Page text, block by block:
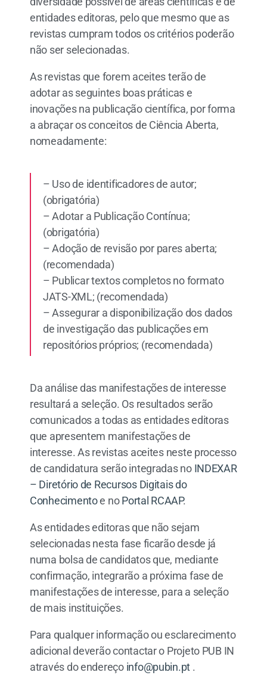
entidades editoras, pelo que mesmo que as
revistas cumpram todos os critérios poderão
não ser selecionadas.
As revistas que forem aceites terão de
adotar as seguintes boas práticas e
inovações na publicação científica, por forma
a abraçar os conceitos de Ciência Aberta,
nomeadamente:
– Uso de identificadores de autor;
(obrigatória)
– Adotar a Publicação Contínua;
(obrigatória)
– Adoção de revisão por pares aberta;
(recomendada)
– Publicar textos completos no formato
JATS-XML; (recomendada)
– Assegurar a disponibilização dos dados
de investigação das publicações em
repositórios próprios; (recomendada)
Da análise das manifestações de interesse
resultará a seleção. Os resultados serão
comunicados a todas as entidades editoras
que apresentem manifestações de
interesse. As revistas aceites neste processo
de candidatura serão integradas no INDEXAR
– Diretório de Recursos Digitais do
Conhecimentoe noPortal RCAAP.
As entidades editoras que não sejam
selecionadas nesta fase ficarão desde já
numa bolsa de candidatos que, mediante
confirmação, integrarão a próxima fase de
manifestações de interesse, para a seleção
de mais instituições.
Para qualquer informação ou esclarecimento
adicional deverão contactar o Projeto PUB IN
através do endereço info@pubin.pt .